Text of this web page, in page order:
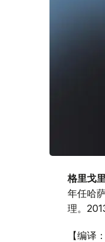
格里戈
年任哈
理。
【编译